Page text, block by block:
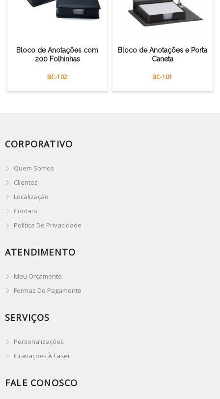
Bloco de Anotações com
200 Folhinhas
BC-102
Bloco de Anotações e Porta
Caneta
BC-101
CORPORATIVO
Quem Somos
Clientes
Localização
Contato
Política De Privacidade
ATENDIMENTO
Meu Orçamento
Formas De Pagamento
SERVIÇOS
Personalizações
Gravações À Laser
FALE CONOSCO